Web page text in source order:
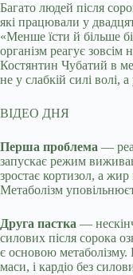
Багато людей після
які працювали у
«Менше їсти й більше
організм реагує зовсім
Костянтин Чубатий в
не у слабкій силі волі, а
ВІДЕО ДНЯ
Перша проблема —
запускає режим
зростає кортизол, а жир
Метаболізм
Друга пастка —
силових після сорока
є основою
маси, і кардіо без